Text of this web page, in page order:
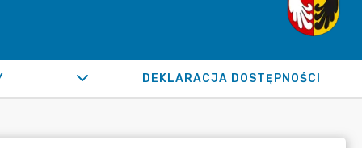
DEKLARACJA DOSTĘPNOŚCI